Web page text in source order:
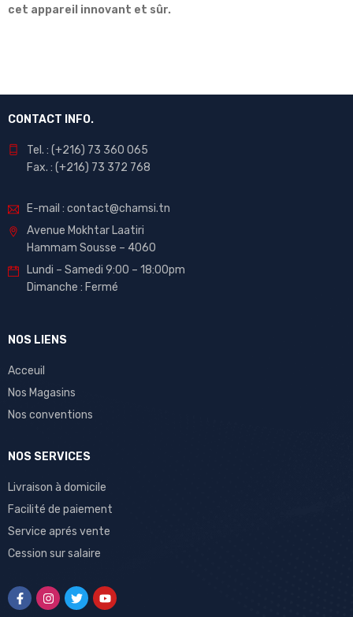
cet appareil innovant et sûr.
CONTACT INFO.
Tel. : (+216) 73 360 065
Fax. : (+216) 73 372 768
E-mail : contact@chamsi.tn
Avenue Mokhtar Laatiri
Hammam Sousse – 4060
Lundi – Samedi 9:00 – 18:00pm
Dimanche : Fermé
NOS LIENS
Acceuil
Nos Magasins
Nos conventions
NOS SERVICES
Livraison à domicile
Facilité de paiement
Service aprés vente
Cession sur salaire